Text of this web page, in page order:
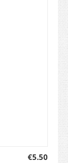
€5.50